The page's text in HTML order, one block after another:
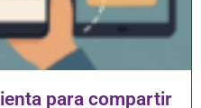
para compartir